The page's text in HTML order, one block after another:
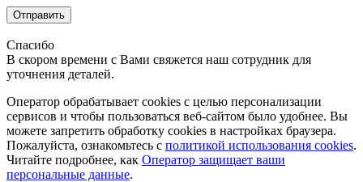
Отправить
Спасибо
В скором времени с Вами свяжется наш сотрудник для
уточнения деталей.
Оператор обрабатывает cookies с целью персонализации
сервисов и чтобы пользоваться веб-сайтом было удобнее. Вы
можете запретить обработку сookies в настройках браузера.
Пожалуйста, ознакомьтесь с политикой использования cookies.
Читайте подробнее, как Оператор защищает ваши
персональные данные.